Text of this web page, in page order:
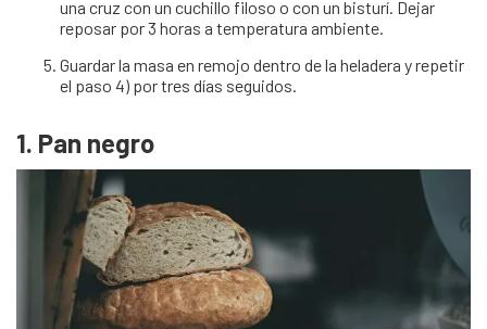
una cruz con un cuchillo filoso o con un bisturí. Dejar
reposar por 3 horas a temperatura ambiente.
Guardar la masa en remojo dentro de la heladera y repetir
el paso 4) por tres días seguidos.
1. Pan negro